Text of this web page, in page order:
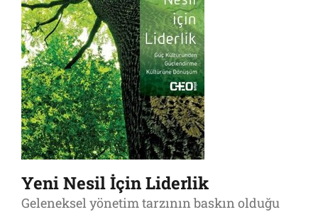
Yeni Nesil İçin Liderlik
Geleneksel yönetim tarzının baskın olduğu